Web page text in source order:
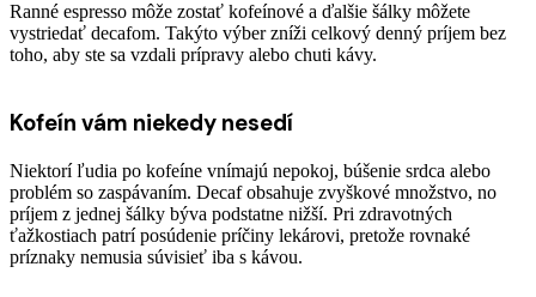
Ranné espresso môže zostať kofeínové a ďalšie šálky môžete
vystriedať decafom. Takýto výber zníži celkový denný príjem bez
toho, aby ste sa vzdali prípravy alebo chuti kávy.
Kofeín vám niekedy nesedí
Niektorí ľudia po kofeíne vnímajú nepokoj, búšenie srdca alebo
problém so zaspávaním. Decaf obsahuje zvyškové množstvo, no
príjem z jednej šálky býva podstatne nižší. Pri zdravotných
ťažkostiach patrí posúdenie príčiny lekárovi, pretože rovnaké
príznaky nemusia súvisieť iba s kávou.